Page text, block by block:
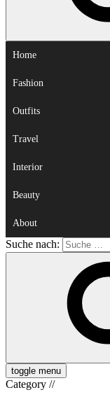
Home
Fashion
Outfits
Travel
Interior
Beauty
About
Suche nach:
toggle menu
Category //